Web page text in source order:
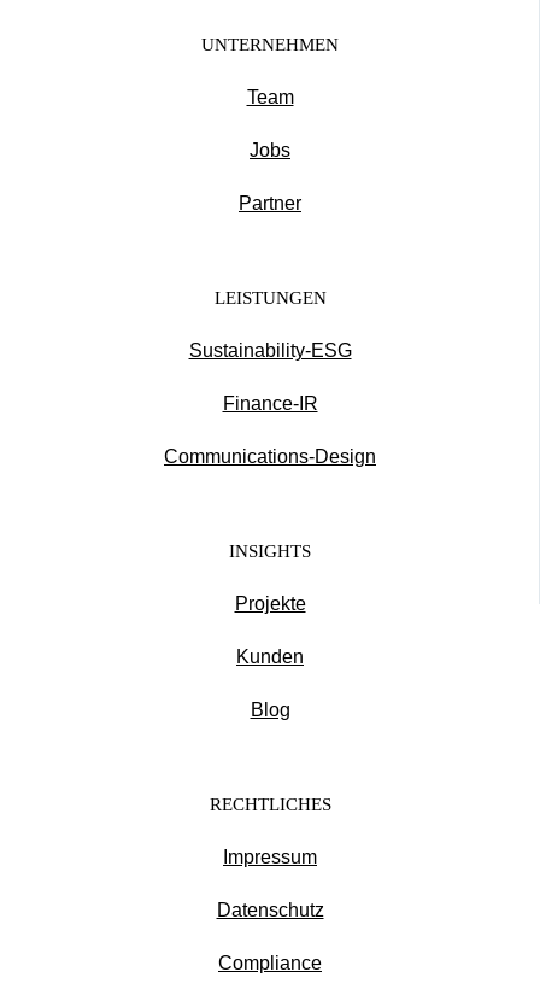
UNTERNEHMEN
Team
Jobs
Partner
LEISTUNGEN
Sustainability-ESG
Finance-IR
Communications-Design
INSIGHTS
Projekte
Kunden
Blog
RECHTLICHES
Impressum
Datenschutz
Compliance